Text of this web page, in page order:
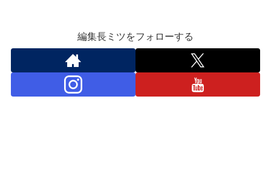
編集長ミツをフォローする